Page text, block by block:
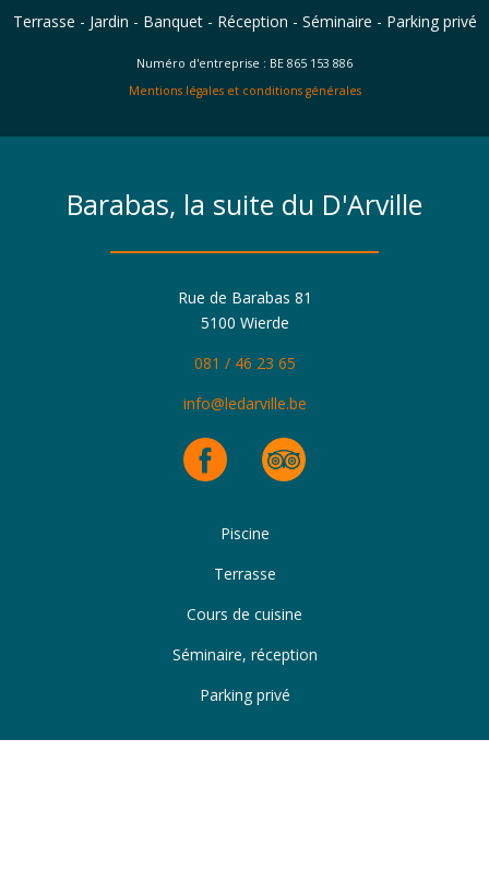
Terrasse - Jardin - Banquet - Réception - Séminaire - Parking privé
Numéro d'entreprise : BE 865 153 886
Mentions légales et conditions générales
Barabas, la suite du D'Arville
Rue de Barabas 81
5100 Wierde
081 / 46 23 65
info@ledarville.be
Piscine
Terrasse
Cours de cuisine
Séminaire, réception
Parking privé